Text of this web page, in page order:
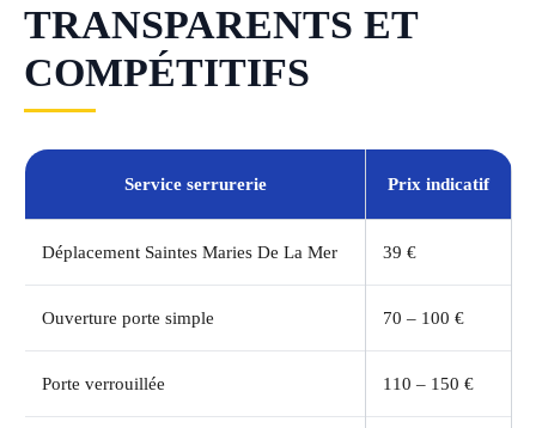
TRANSPARENTS ET
COMPÉTITIFS
Service serrurerie Prix indicatif
Déplacement Saintes Maries De La Mer 39 €
Ouverture porte simple 70 – 100 €
Porte verrouillée 110 – 150 €